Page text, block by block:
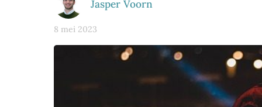
Jasper Voorn
8 mei 2023